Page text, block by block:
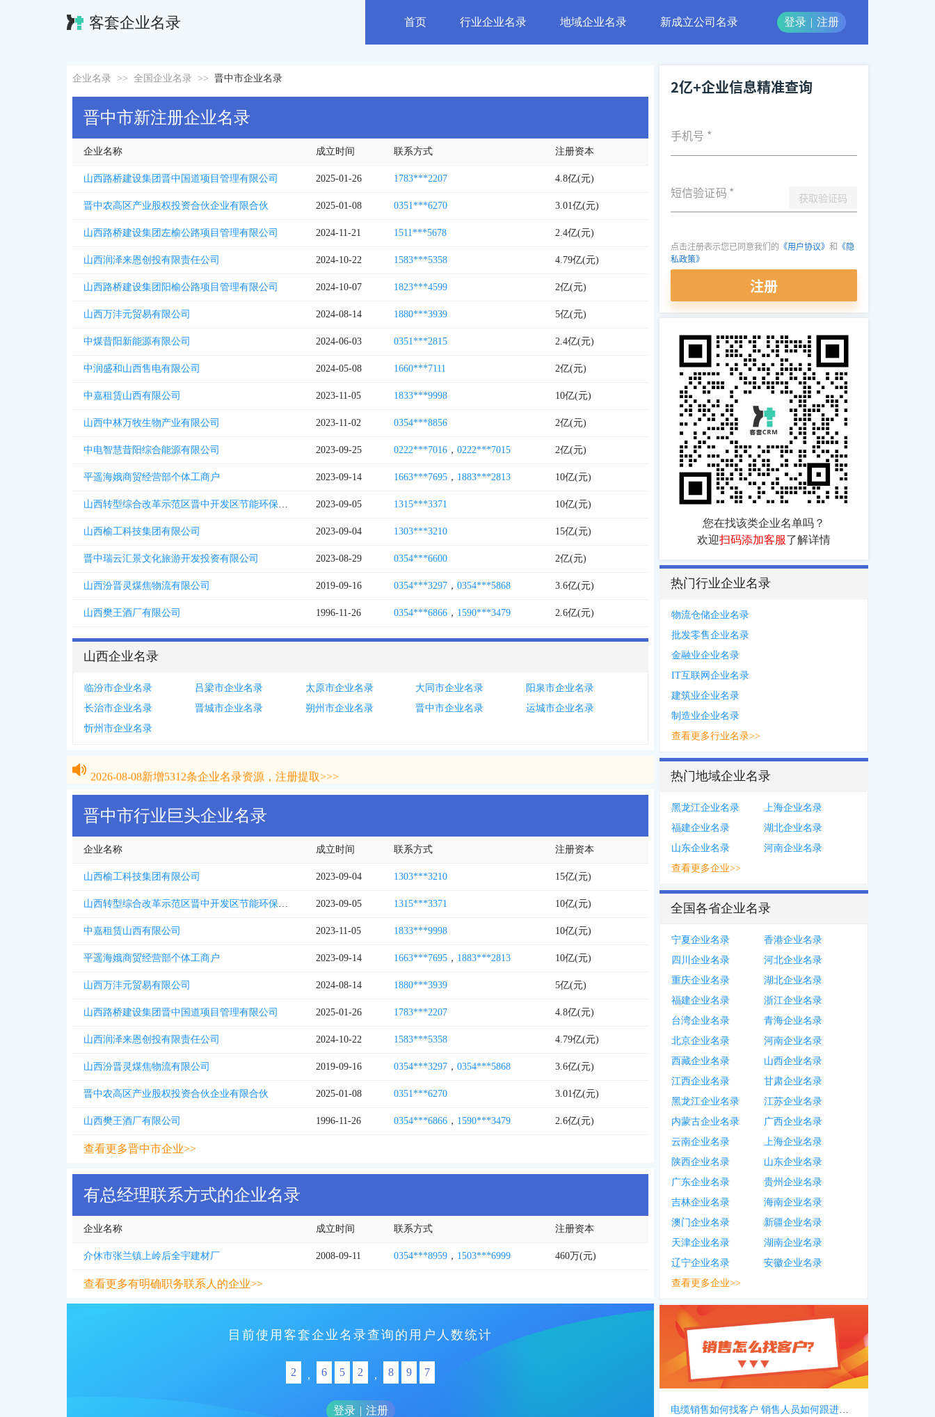
客套企业名录 首页 行业企业名录 地域企业名录 新成立公司名录 登录 | 注册
企业名录 >> 全国企业名录 >> 晋中市企业名录
晋中市新注册企业名录
企业名称 成立时间 联系方式 注册资本
山西路桥建设集团晋中国道项目管理有限公司 2025-01-26 1783***2207 4.8亿(元)
晋中农高区产业股权投资合伙企业有限合伙 2025-01-08 0351***6270 3.01亿(元)
山西路桥建设集团左榆公路项目管理有限公司 2024-11-21 1511***5678 2.4亿(元)
山西润泽来恩创投有限责任公司 2024-10-22 1583***5358 4.79亿(元)
山西路桥建设集团阳榆公路项目管理有限公司 2024-10-07 1823***4599 2亿(元)
山西万沣元贸易有限公司 2024-08-14 1880***3939 5亿(元)
中煤昔阳新能源有限公司 2024-06-03 0351***2815 2.4亿(元)
中润盛和山西售电有限公司 2024-05-08 1660***7111 2亿(元)
中嘉租赁山西有限公司 2023-11-05 1833***9998 10亿(元)
山西中林万牧生物产业有限公司 2023-11-02 0354***8856 2亿(元)
中电智慧昔阳综合能源有限公司 2023-09-25 0222***7016 ， 0222***7015 2亿(元)
平遥海娥商贸经营部个体工商户 2023-09-14 1663***7695 ， 1883***2813 10亿(元)
山西转型综合改革示范区晋中开发区节能环保科技有限公司 2023-09-05 1315***3371 10亿(元)
山西榆工科技集团有限公司 2023-09-04 1303***3210 15亿(元)
晋中瑞云汇景文化旅游开发投资有限公司 2023-08-29 0354***6600 2亿(元)
山西汾晋灵煤焦物流有限公司 2019-09-16 0354***3297 ， 0354***5868 3.6亿(元)
山西樊王酒厂有限公司 1996-11-26 0354***6866 ， 1590***3479 2.6亿(元)
山西企业名录
临汾市企业名录 吕梁市企业名录 太原市企业名录 大同市企业名录
阳泉市企业名录
长治市企业名录
晋城市企业名录 朔州市企业名录 晋中市企业名录
运城市企业名录
忻州市企业名录
晋中市行业巨头企业名录
企业名称 成立时间 联系方式 注册资本
山西榆工科技集团有限公司 2023-09-04 1303***3210 15亿(元)
山西转型综合改革示范区晋中开发区节能环保科技有限公司 2023-09-05 1315***3371 10亿(元)
中嘉租赁山西有限公司 2023-11-05 1833***9998 10亿(元)
平遥海娥商贸经营部个体工商户 2023-09-14 1663***7695 ， 1883***2813 10亿(元)
山西万沣元贸易有限公司 2024-08-14 1880***3939 5亿(元)
山西路桥建设集团晋中国道项目管理有限公司 2025-01-26 1783***2207 4.8亿(元)
山西润泽来恩创投有限责任公司 2024-10-22 1583***5358 4.79亿(元)
山西汾晋灵煤焦物流有限公司 2019-09-16 0354***3297 ， 0354***5868 3.6亿(元)
晋中农高区产业股权投资合伙企业有限合伙 2025-01-08 0351***6270 3.01亿(元)
山西樊王酒厂有限公司 1996-11-26 0354***6866 ， 1590***3479 2.6亿(元)
查看更多晋中市企业>>
有总经理联系方式的企业名录
企业名称 成立时间 联系方式 注册资本
介休市张兰镇上岭后全宇建材厂 2008-09-11 0354***8959 ， 1503***6999 460万(元)
查看更多有明确职务联系人的企业>>
目前使用客套企业名录查询的用户人数统计
2 , 6 5 2 , 8 9 7
登录 | 注册
2亿+企业信息精准查询
手机号 *
短信验证码 * 获取验证码
点击注册表示您已同意我们的 《用户协议》 和 《隐
私政策》
注册
您在找该类企业名单吗？
欢迎扫码添加客服了解详情
热门行业企业名录
物流仓储企业名录
批发零售企业名录
金融业企业名录
IT互联网企业名录
建筑业企业名录
制造业企业名录
查看更多行业名录>>
热门地域企业名录
黑龙江企业名录
上海企业名录
福建企业名录
湖北企业名录
山东企业名录
河南企业名录
查看更多企业>>
全国各省企业名录
宁夏企业名录
香港企业名录
四川企业名录
河北企业名录
重庆企业名录
湖北企业名录
福建企业名录
浙江企业名录
台湾企业名录
青海企业名录
北京企业名录
河南企业名录
西藏企业名录
山西企业名录
江西企业名录
甘肃企业名录
黑龙江企业名录
江苏企业名录
内蒙古企业名录
广西企业名录
云南企业名录
上海企业名录
陕西企业名录
山东企业名录
广东企业名录
贵州企业名录
吉林企业名录
海南企业名录
澳门企业名录
新疆企业名录
天津企业名录
湖南企业名录
辽宁企业名录
安徽企业名录
查看更多企业>>
电缆销售如何找客户 销售人员如何跟进客户